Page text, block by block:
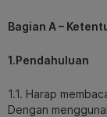
Bagian A –
1.Pendahuluan
1.1. Harap
Dengan